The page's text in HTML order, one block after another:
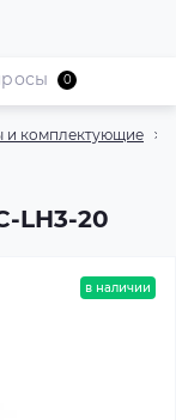
и комплектующие
LH3-20
0
в наличии